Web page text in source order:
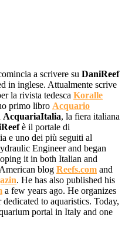
a scrivere su DaniReef
in inglese. Attualmente scrive
la rivista tedesca Koralle
primo libro Acquario
AcquariaItalia, la fiera italiana
è il portale di
e uno dei più seguiti al
Engineer and began
it in both Italian and
blog Reefs.com and
. He has also published his
a few years ago. He organizes
to aquaristics. Today,
portal in Italy and one